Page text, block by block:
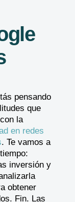
pensando
que
la
en redes
. Te vamos a
inversión y
obtener
Fin. Las